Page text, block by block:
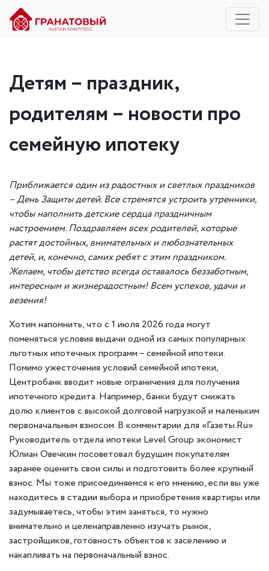
Детям – праздник,
родителям – новости про
семейную ипотеку
Приближается один из радостных и светлых праздников
– День Защиты детей. Все стремятся устроить утренники,
чтобы наполнить детские сердца праздничным
настроением. Поздравляем всех родителей, которые
растят достойных, внимательных и любознательных
детей, и, конечно, самих ребят с этим праздником.
Желаем, чтобы детство всегда оставалось беззаботным,
интересным и жизнерадостным! Всем успехов, удачи и
везения!
Хотим напомнить, что с 1 июля 2026 года могут
поменяться условия выдачи одной из самых популярных
льготных ипотечных программ – семейной ипотеки.
Помимо ужесточения условий семейной ипотеки,
Центробанк вводит новые ограничения для получения
ипотечного кредита. Например, банки будут снижать
долю клиентов с высокой долговой нагрузкой и маленьким
первоначальным взносом. В комментарии для «Газеты.Ru»
Руководитель отдела ипотеки Level Group экономист
Юлиан Овечкин посоветовал будущим покупателям
заранее оценить свои силы и подготовить более крупный
взнос. Мы тоже присоединяемся к его мнению, если вы уже
находитесь в стадии выбора и приобретения квартиры или
задумываетесь, чтобы этим заняться, то нужно
внимательно и целенаправленно изучать рынок,
застройщиков, готовность объектов к заселению и
накапливать на первоначальный взнос.